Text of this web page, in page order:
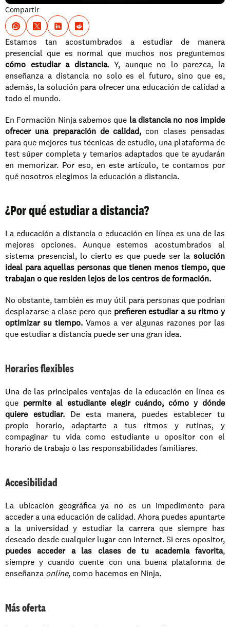
Compartir
Estamos tan acostumbrados a estudiar de manera
cómo estudiar a distancia. Y, aunque no lo parezca, la
enseñanza a distancia no solo es el futuro, sino que es,
además, la solución para ofrecer una educación de calidad a
todo el mundo.
En Formación Ninja sabemos que la distancia no nos impide
ofrecer una preparación de calidad, con clases pensadas
para que mejores tus técnicas de estudio, una plataforma de
test súper completa y temarios adaptados que te ayudarán
en memorizar. Por eso, en este artículo, te contamos por
qué nosotros elegimos la educación a distancia.
¿Por qué estudiar a distancia?
La educación a distancia o educación en línea es una de las
mejores opciones. Aunque estemos acostumbrados al
sistema presencial, lo cierto es que puede ser la solución
ideal para aquellas personas que tienen menos tiempo, que
trabajan o que residen lejos de los centros de formación.
No obstante, también es muy útil para personas que podrían
desplazarse a clase pero que prefieren estudiar a su ritmo y
optimizar su tiempo. Vamos a ver algunas razones por las
que estudiar a distancia puede ser una gran idea.
Horarios flexibles
Una de las principales ventajas de la educación en línea es
que permite al estudiante elegir cuándo, cómo y dónde
quiere estudiar. De esta manera, puedes establecer tu
propio horario, adaptarte a tus ritmos y rutinas, y
compaginar tu vida como estudiante u opositor con el
horario de trabajo o las responsabilidades familiares.
Accesibilidad
La ubicación geográfica ya no es un impedimento para
acceder a una educación de calidad. Ahora puedes apuntarte
a la universidad y estudiar la carrera que siempre has
puedes acceder a las clases de tu academia favorita,
siempre y cuando cuente con una buena plataforma de
enseñanza online, como hacemos en Ninja.
Más oferta